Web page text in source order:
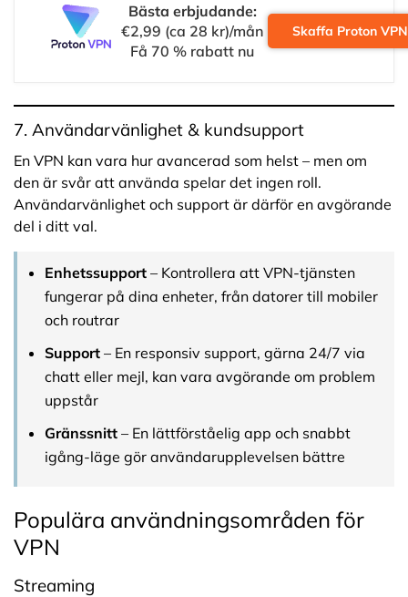
Bästa erbjudande:
€2,99 (ca 28 kr)/mån
Få 70 % rabatt nu
Skaffa Proton VPN
7. Användarvänlighet & kundsupport
En VPN kan vara hur avancerad som helst – men om
den är svår att använda spelar det ingen roll.
Användarvänlighet och support är därför en avgörande
del i ditt val.
Enhetssupport – Kontrollera att VPN-tjänsten
fungerar på dina enheter, från datorer till mobiler
och routrar
Support – En responsiv support, gärna 24/7 via
chatt eller mejl, kan vara avgörande om problem
uppstår
Gränssnitt – En lättförståelig app och snabbt
igång-läge gör användarupplevelsen bättre
Populära användningsområden för
VPN
Streaming